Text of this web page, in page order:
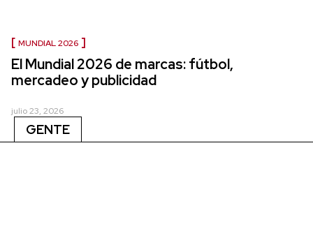
MUNDIAL 2026
El Mundial 2026 de marcas: fútbol,
mercadeo y publicidad
julio 23, 2026
GENTE